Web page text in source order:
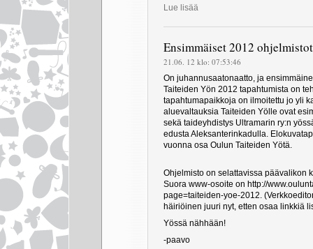
Lue lisää
Ensimmäiset 2012
21.06. 12 klo: 07:53:46
On juhannusaatonaatto, ja
Taiteiden Yön 2012 tapahtumista on
tapahtumapaikkoja on ilmoitettu jo yli
aluevaltauksia Taiteiden Yölle ovat
sekä taideyhdistys Ultramarin ry:n
edusta Aleksanterinkadulla.
vuonna osa Oulun Taiteiden Yötä.
Ohjelmisto on selattavissa päävalikon
Suora www-osoite on http://
page=taiteiden-yoe-2012.
häiriöinen juuri nyt, etten osaa linkkiä
Yössä nähhään!
-paavo